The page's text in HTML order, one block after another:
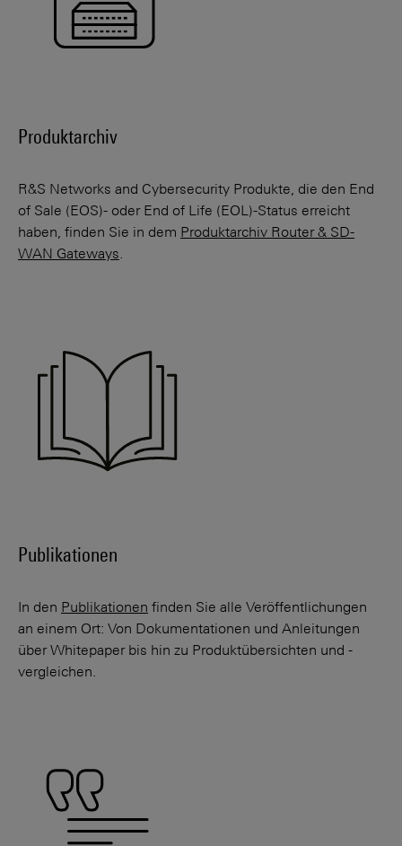
Produktarchiv
R&S Networks and Cybersecurity Produkte, die den End
of Sale (EOS)- oder End of Life (EOL)-Status erreicht
haben, finden Sie in dem Produktarchiv Router & SD-
WAN Gateways.
Publikationen
In den Publikationen finden Sie alle Veröffentlichungen
an einem Ort: Von Dokumentationen und Anleitungen
über Whitepaper bis hin zu Produktübersichten und -
vergleichen.